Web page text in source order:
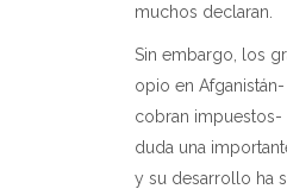
muchos declaran.
Sin embargo, los
opio en
cobran impuestos-
duda una
y su desarrollo ha